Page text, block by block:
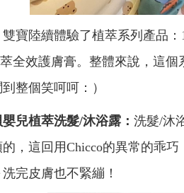
寶陸續體驗了植萃系列產品：
全效護膚膏。 整體來說，這個
整個笑呵呵：）
兒植萃洗髮/沐浴露： 洗髮/沐
，這回用Chicco的異常的乖
完皮膚也不緊繃！